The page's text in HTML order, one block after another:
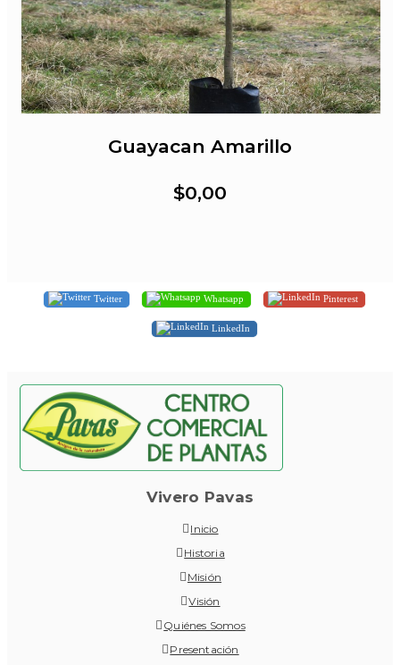
Guayacan Amarillo
$0,00
Twitter Whatsapp Pinterest
LinkedIn
Vivero Pavas
Inicio
Historia
Misión
Visión
Quiénes Somos
Presentación